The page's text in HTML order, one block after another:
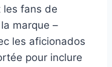
les fans de
marque –
les aficionados
pour inclure